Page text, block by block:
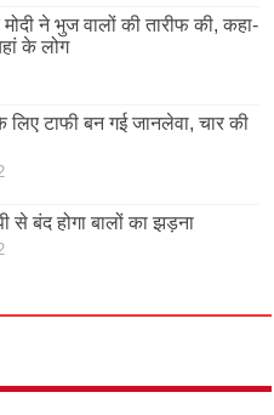
मोदी ने भुज वालों की तारीफ की, कहा-
के लोग
लिए टाफी बन गई जानलेवा, चार की
से बंद होगा बालों का झड़ना